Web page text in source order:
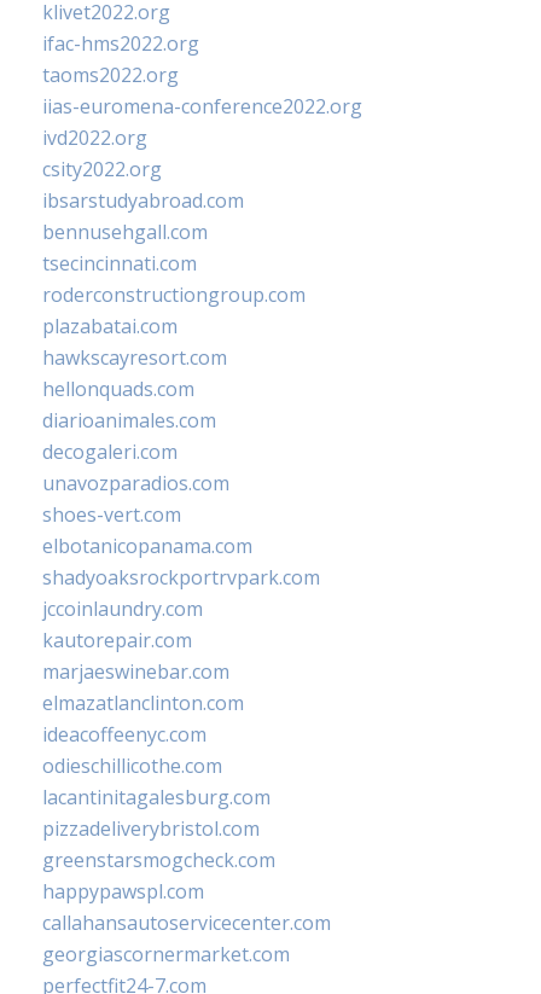
klivet2022.org
ifac-hms2022.org
taoms2022.org
iias-euromena-conference2022.org
ivd2022.org
csity2022.org
ibsarstudyabroad.com
bennusehgall.com
tsecincinnati.com
roderconstructiongroup.com
plazabatai.com
hawkscayresort.com
hellonquads.com
diarioanimales.com
decogaleri.com
unavozparadios.com
shoes-vert.com
elbotanicopanama.com
shadyoaksrockportrvpark.com
jccoinlaundry.com
kautorepair.com
marjaeswinebar.com
elmazatlanclinton.com
ideacoffeenyc.com
odieschillicothe.com
lacantinitagalesburg.com
pizzadeliverybristol.com
greenstarsmogcheck.com
happypawspl.com
callahansautoservicecenter.com
georgiascornermarket.com
perfectfit24-7.com